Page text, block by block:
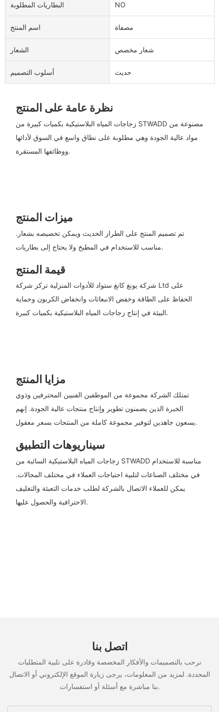
البطاريات المطلوبة NO
اسم المنتج مصفاة
الشعار شعار مخصص
أسلوب التصميم حديث
نظرة عامة على المنتج
زجاجات المياه البلاستيكية بكميات كبيرة من STWADD مصنوعة من
مواد عالية الجودة وهي مطلوبة على نطاق واسع في السوق لأدائها
ووظائفها المستقرة.
ميزات المنتج
تم تصميم المنتج على الطراز الحديث ويمكن تخصيصه بشعار.
مناسب للاستخدام في المطبخ ولا يحتاج إلى بطاريات.
قيمة المنتج
شركة يونغ كانغ ستواد للأدوات المنزلية تركز شركة Ltd على
الحفاظ على الطاقة وخفض الانبعاثات وانخفاض الكربون وحماية
البيئة في إنتاج زجاجات المياه البلاستيكية بكميات كبيرة.
مزايا المنتج
تمتلك الشركة مجموعة من الموظفين الفنيين المحترفين وذوي
الخبرة الذين يضمنون تطوير وإنتاج منتجات عالية الجودة. إنهم
يسعون جاهدين لتوفير مجموعة كاملة من المنتجات بسعر معقول.
سيناريوهات التطبيق
زجاجات المياه البلاستيكية السائبة من STWADD مناسبة للاستخدام
في مختلف الصناعات لتلبية احتياجات العملاء في مختلف المجالات.
يمكن للعملاء الاتصال بالشركة لطلب خدمات التعبئة والتغليف
الاحترافية والحصول عليها.
اتصل بنا
نرحب بالتصميمات والأفكار المخصصة وقادرة على تلبية المتطلبات
المحددة. لمزيد من المعلومات، يرجى زيارة الموقع الإلكتروني أو الاتصال
بنا مباشرة مع أسئلة أو استفسارات.